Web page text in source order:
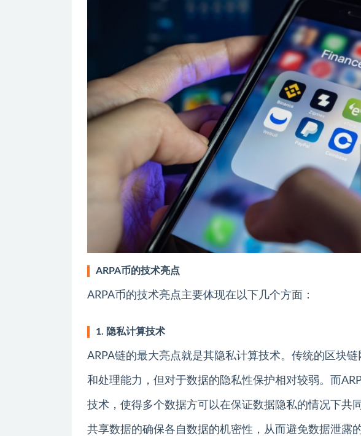
ARPA币的技术亮点
ARPA币的技术亮点主要体现在以下几个方面：
1. 隐私计算技术
ARPA链的最大亮点就是其隐私计算技术。传统的区块
和处理能力，但对于数据的隐私性保护相对较弱。而
技术，使得多个数据方可以在保证数据隐私的情况下共
共享数据的确保各自数据的机密性，从而避免数据泄露的